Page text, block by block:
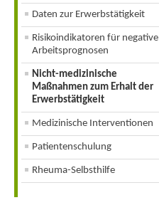
Daten zur Erwerbstätigkeit
Risikoindikatoren für negative
Arbeitsprognosen
Nicht-medizinische
Maßnahmen zum Erhalt der
Erwerbstätigkeit
Medizinische Interventionen
Patientenschulung
Rheuma-Selbsthilfe